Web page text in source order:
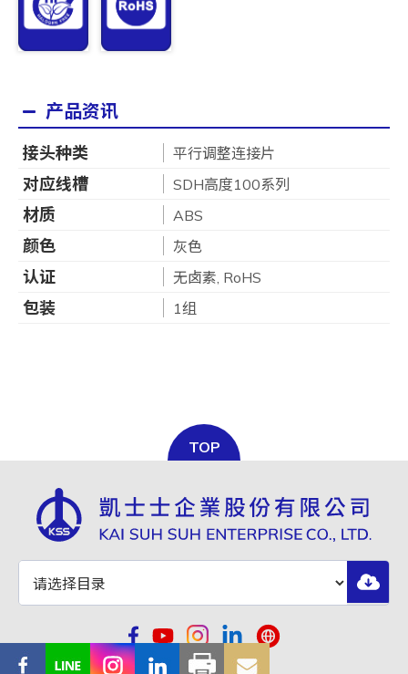
产品资讯
接头种类 平行调整连接片
对应线槽 SDH高度100系列
材质 ABS
颜色 灰色
认证 无卤素, RoHS
包装 1组
TOP